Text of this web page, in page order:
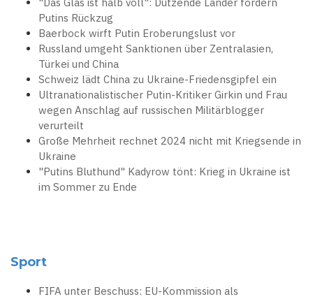
"Das Glas ist halb voll": Dutzende Länder fordern
Putins Rückzug
Baerbock wirft Putin Eroberungslust vor
Russland umgeht Sanktionen über Zentralasien,
Türkei und China
Schweiz lädt China zu Ukraine-Friedensgipfel ein
Ultranationalistischer Putin-Kritiker Girkin und Frau
wegen Anschlag auf russischen Militärblogger
verurteilt
Große Mehrheit rechnet 2024 nicht mit Kriegsende in
Ukraine
"Putins Bluthund" Kadyrow tönt: Krieg in Ukraine ist
im Sommer zu Ende
Sport
FIFA unter Beschuss: EU-Kommission als